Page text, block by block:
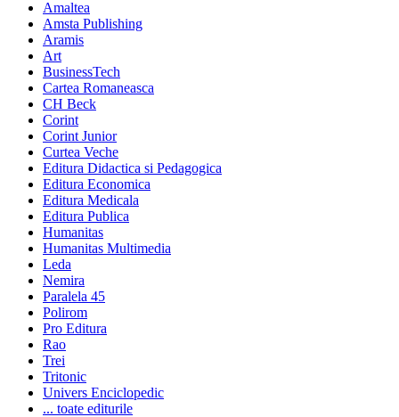
Amaltea
Amsta Publishing
Aramis
Art
BusinessTech
Cartea Romaneasca
CH Beck
Corint
Corint Junior
Curtea Veche
Editura Didactica si Pedagogica
Editura Economica
Editura Medicala
Editura Publica
Humanitas
Humanitas Multimedia
Leda
Nemira
Paralela 45
Polirom
Pro Editura
Rao
Trei
Tritonic
Univers Enciclopedic
... toate editurile